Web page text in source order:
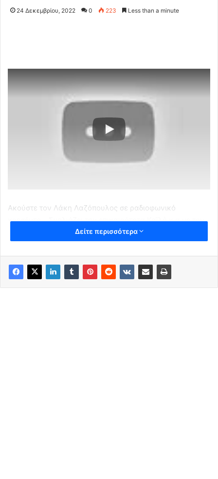
24 Δεκεμβρίου, 2022 0 223 Less than a minute
Ακούστε τον Λάκη Λαζόπουλος σε ραδιοφωνικό
κρεσέντο….Σχολιάζει την επικαιρότητα Καϊλή κ.α με τον
Δείτε περισσότερα